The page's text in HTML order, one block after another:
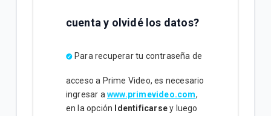
cuenta y olvidé los datos?
Para recuperar tu contraseña de
acceso a Prime Video, es necesario
ingresar a www.primevideo.com,
en la opción
Identificarsey luego